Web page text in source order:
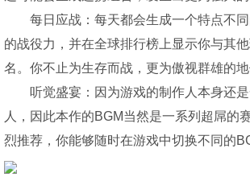
每日应战：每天都会生成一个特点不
的战役力，并在全球排行榜上显示你与其
名。你不止为生存而战，更为傲视群雄的地
听觉盛宴：因为游戏的制作人本身还
人，因此本作的BGM当然是一系列超屌的
烈推荐，你能够随时在游戏中切换不同的